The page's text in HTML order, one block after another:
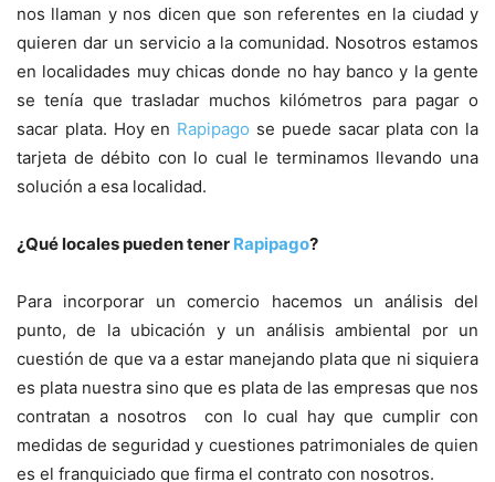
nos llaman y nos dicen que son referentes en la ciudad y
quieren dar un servicio a la comunidad. Nosotros estamos
en localidades muy chicas donde no hay banco y la gente
se tenía que trasladar muchos kilómetros para pagar o
sacar plata. Hoy en Rapipago se puede sacar plata con la
tarjeta de débito con lo cual le terminamos llevando una
solución a esa localidad.
¿Qué locales pueden tener Rapipago?
Para incorporar un comercio hacemos un análisis del
punto, de la ubicación y un análisis ambiental por un
cuestión de que va a estar manejando plata que ni siquiera
es plata nuestra sino que es plata de las empresas que nos
contratan a nosotros con lo cual hay que cumplir con
medidas de seguridad y cuestiones patrimoniales de quien
es el franquiciado que firma el contrato con nosotros.